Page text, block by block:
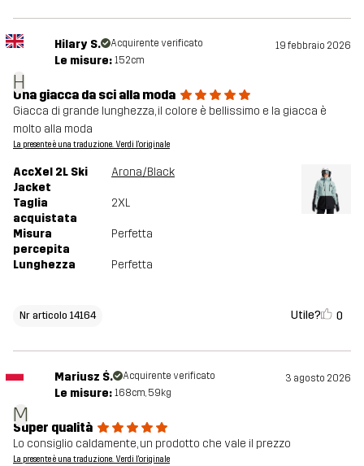
H
Hilary S. Acquirente verificato 19 febbraio 2026
Le misure: 152cm
Una giacca da sci alla moda
Giacca di grande lunghezza, il colore è bellissimo e la giacca è
molto alla moda
La presente è una traduzione. Verdi l'originale
AccXel 2L Ski
Jacket
Arona/Black
Taglia
acquistata
2XL
Misura
percepita
Perfetta
Lunghezza Perfetta
Nr articolo 14164 Utile? 0
M
Mariusz Ś. Acquirente verificato 3 agosto 2026
Le misure: 168cm, 59kg
Super qualità
Lo consiglio caldamente, un prodotto che vale il prezzo
La presente è una traduzione. Verdi l'originale